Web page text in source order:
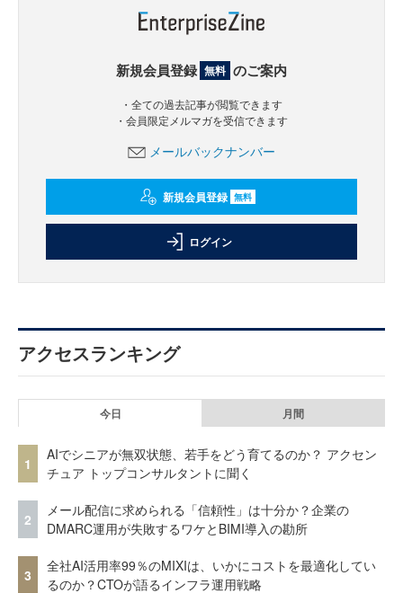
新規会員登録 無料 のご案内
・全ての過去記事が閲覧できます
・会員限定メルマガを受信できます
メールバックナンバー
新規会員登録 無料
ログイン
アクセスランキング
今日 月間
1
AIでシニアが無双状態、若手をどう育てるのか？ アクセン
チュア トップコンサルタントに聞く
2
メール配信に求められる「信頼性」は十分か？企業の
DMARC運用が失敗するワケとBIMI導入の勘所
3
全社AI活用率99％のMIXIは、いかにコストを最適化してい
るのか？CTOが語るインフラ運用戦略